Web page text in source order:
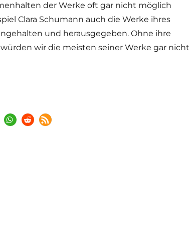
der Werke oft gar nicht möglich
Clara Schumann auch die Werke ihres
und herausgegeben. Ohne ihre
wir die meisten seiner Werke gar nicht
HWV & HLV – HEGDL!“